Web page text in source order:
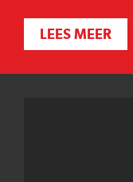
LEES MEER